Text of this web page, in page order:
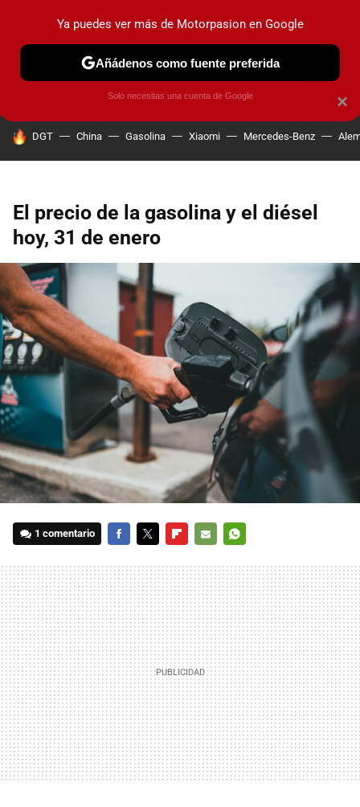
PRUEBAS COCHES ELÉCTRICOS OBSERVATORIO
HOY SE HABLA DE
DGT China Gasolina Xiaomi Mercedes-Benz
El precio de la gasolina y el diésel
hoy, 31 de enero
1 comentario
MAIL
×
Ya puedes ver más de Motorpasion en Google
Añádenos como fuente preferida
Solo necesitas una cuenta de Google